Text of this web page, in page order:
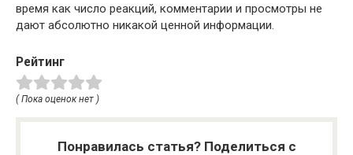
время как число реакций, комментарии и просмотры не
дают абсолютно никакой ценной информации.
Рейтинг
( Пока оценок нет )
Понравилась статья? Поделиться с